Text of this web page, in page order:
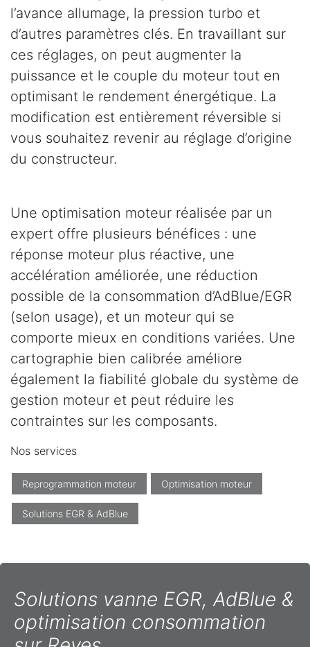
l’avance allumage, la pression turbo et
d’autres paramètres clés. En travaillant sur
ces réglages, on peut augmenter la
puissance et le couple du moteur tout en
optimisant le rendement énergétique. La
modification est entièrement réversible si
vous souhaitez revenir au réglage d’origine
du constructeur.
Une optimisation moteur réalisée par un
expert offre plusieurs bénéfices : une
réponse moteur plus réactive, une
accélération améliorée, une réduction
possible de la consommation d’AdBlue/EGR
(selon usage), et un moteur qui se
comporte mieux en conditions variées. Une
cartographie bien calibrée améliore
également la fiabilité globale du système de
gestion moteur et peut réduire les
contraintes sur les composants.
Nos services
Reprogrammation moteur Optimisation moteur
Solutions EGR & AdBlue
Solutions vanne EGR, AdBlue &
optimisation consommation